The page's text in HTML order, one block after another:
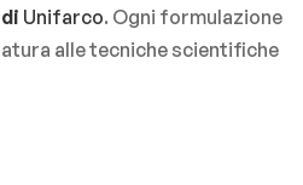
Unifarco. Ogni formulazione
alle tecniche scientifiche